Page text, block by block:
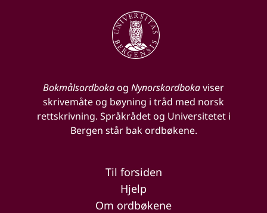
Bokmålsordbokaog Nynorskordbokaviser
skrivemåte og bøyning i tråd med norsk
rettskrivning. Språkrådet og Universitetet i
Bergen står bak ordbøkene.
Til forsiden
Hjelp
Om ordbøkene